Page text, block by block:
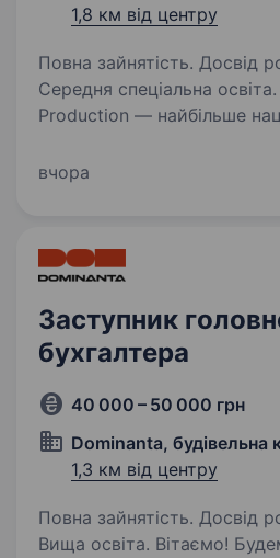
1,8 км від центру
Повна зайнятість. Досвід
Середня спеціальна освіта. Компанія Snack
Production — найбільше
(ТМ Флінт, Хуторок,
вчора
Заступник
бухгалтера
40 000 – 50 000 грн
Dominanta, будівельна
1,3 км від центру
Повна зайнятість. Досвід
Вища освіта. Вітаємо! Будемо раді знайомству